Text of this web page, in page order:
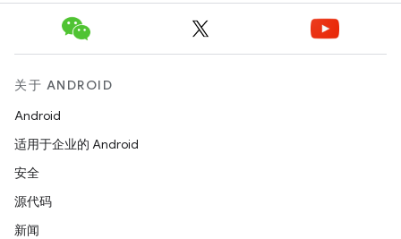
关于 ANDROID
Android
适用于企业的 Android
安全
源代码
新闻